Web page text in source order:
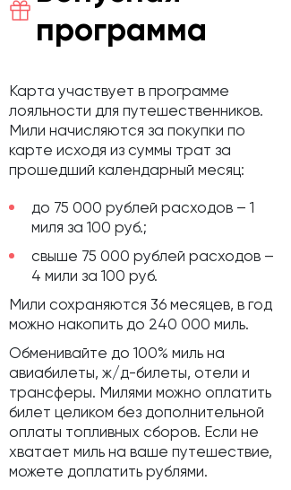
программа
Карта участвует в программе
лояльности для путешественников.
Мили начисляются за покупки по
карте исходя из суммы трат за
прошедший календарный месяц:
до 75 000 рублей расходов – 1
миля за 100 руб.;
свыше 75 000 рублей расходов –
4 мили за 100 руб.
Мили сохраняются 36 месяцев, в год
можно накопить до 240 000 миль.
Обменивайте до 100% миль на
авиабилеты, ж/д-билеты, отели и
трансферы. Милями можно оплатить
билет целиком без дополнительной
оплаты топливных сборов. Если не
хватает миль на ваше путешествие,
можете доплатить рублями.